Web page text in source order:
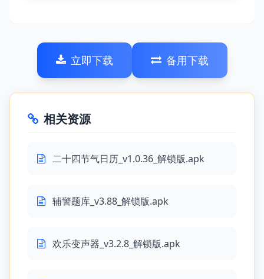
立即下载 备用下载
相关资源
二十四节气日历_v1.0.36_解锁版.apk
辅警题库_v3.88_解锁版.apk
欢乐变声器_v3.2.8_解锁版.apk